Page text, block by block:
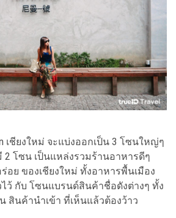
เชียงใหม่ จะแบ่งออกเป็น 3 โซนใหญ่ๆ
โซน เป็นแหล่งรวมร้านอาหารดีๆ
อย ของเชียงใหม่ ทั้งอาหารพื้นเมือง
ไว้ กับ โซนแบรนด์สินค้าชื่อดังต่างๆ ทั้ง
สินค้านำเข้า ที่เห็นแล้วต้องว้าว